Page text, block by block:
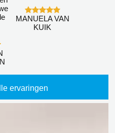
MANUELA VAN
KUIK
ervaringen